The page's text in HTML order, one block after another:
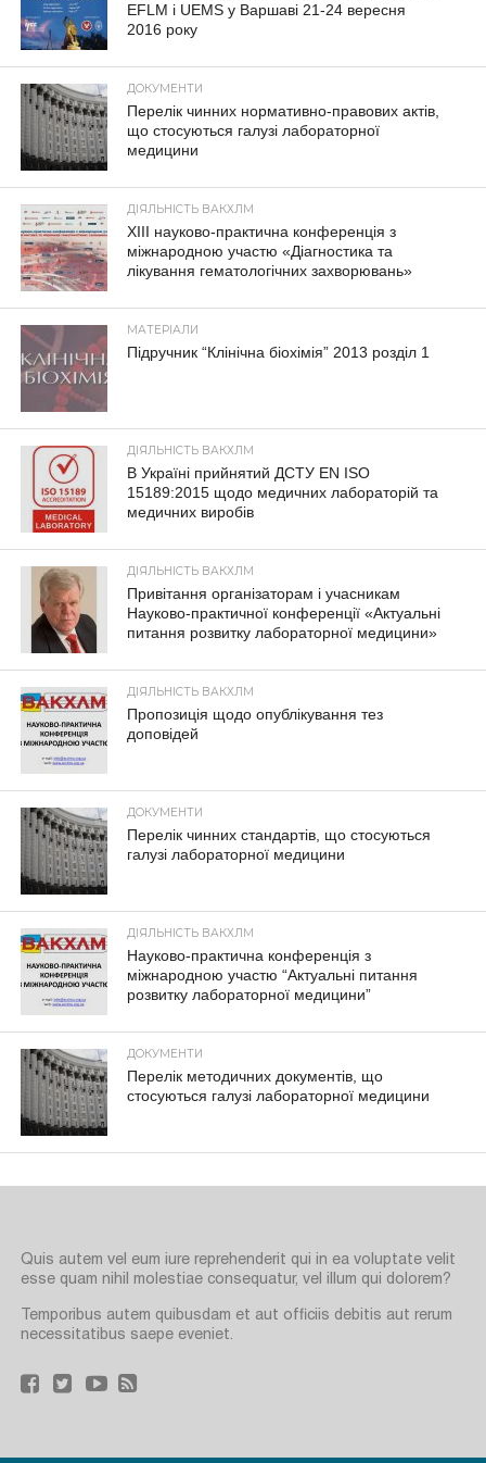
EFLM і UEMS у Варшаві 21-24 вересня
2016 року
ДОКУМЕНТИ
Перелік чинних нормативно-правових актів,
що стосуються галузі лабораторної
медицини
ДІЯЛЬНІСТЬ ВАКХЛМ
XIII науково-практична конференція з
міжнародною участю «Діагностика та
лікування гематологічних захворювань»
МАТЕРІАЛИ
Підручник “Клінічна біохімія” 2013 розділ 1
ДІЯЛЬНІСТЬ ВАКХЛМ
В Україні прийнятий ДСТУ EN ISO
15189:2015 щодо медичних лабораторій та
медичних виробів
ДІЯЛЬНІСТЬ ВАКХЛМ
Привітання організаторам і учасникам
Науково-практичної конференції «Актуальні
питання розвитку лабораторної медицини»
ДІЯЛЬНІСТЬ ВАКХЛМ
Пропозиція щодо опублікування тез
доповідей
ДОКУМЕНТИ
Перелік чинних стандартів, що стосуються
галузі лабораторної медицини
ДІЯЛЬНІСТЬ ВАКХЛМ
Науково-практична конференція з
міжнародною участю “Актуальні питання
розвитку лабораторної медицини”
ДОКУМЕНТИ
Перелік методичних документів, що
стосуються галузі лабораторної медицини
Quis autem vel eum iure reprehenderit qui in ea voluptate velit
esse quam nihil molestiae consequatur, vel illum qui dolorem?
Temporibus autem quibusdam et aut officiis debitis aut rerum
necessitatibus saepe eveniet.